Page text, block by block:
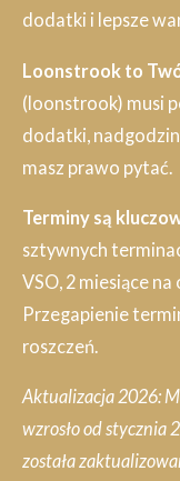
dodatki i lepsze
Loonstrook to
(loonstrook) musi
dodatki,
masz prawo pytać.
Terminy są
sztywnych
VSO, 2 miesiące
Przegapienie
roszczeń.
Aktualizacja 2026:
wzrosło od stycznia
została